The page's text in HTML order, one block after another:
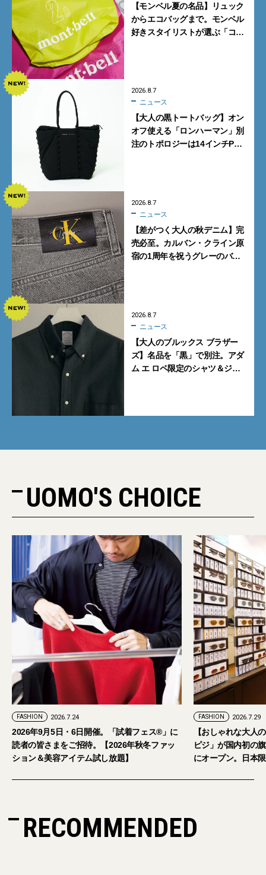
【モンベル夏の名品】リュック
からエコバッグまで。モンベル
好きスタイリストが選ぶ「コス
2026.8.7
ニュース
【大人の黒トートバッグ】オン
オフ使える「ロンハーマン」別
注のトポロジーは14インチPC
2026.8.7
ニュース
【差がつく大人の秋デニム】完
売必至。カルバン・クライン原
宿の1周年を祝うグレーのバ
2026.8.7
ニュース
【大人のブルックス ブラザー
ズ】名品を「黒」で別注。アダ
ム エ ロペ限定のシャツ＆ジャ
UOMO'S CHOICE
FASHION 2026.7.24
2026年9月5日・6日開催。「試着フェス®︎」に
読者の皆さまをご招待。【2026年秋冬ファッ
ション＆美容アイテム試し放題】
FASHION 2026.7.29
【おしゃれな大人
ピジ」が国内初の
にオープン。日本
RECOMMENDED